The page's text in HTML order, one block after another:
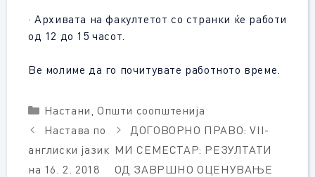
· Архивата на факултетот со странки ќе работи
од 12 до 15 часот.
Ве молиме да го почитувате работното време.
Categories
Настани, Општи соопштенија
Настава по
англиски јазик
на 16. 2. 2018
ДОГОВОРНО ПРАВО: VII-
МИ СЕМЕСТАР: РЕЗУЛТАТИ
ОД ЗАВРШНО ОЦЕНУВАЊЕ